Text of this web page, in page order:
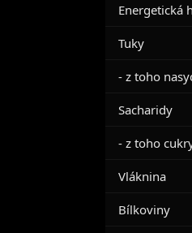
Energetická
Tuky
- z toho
Sacharidy
- z toho
Vláknina
Bílkoviny